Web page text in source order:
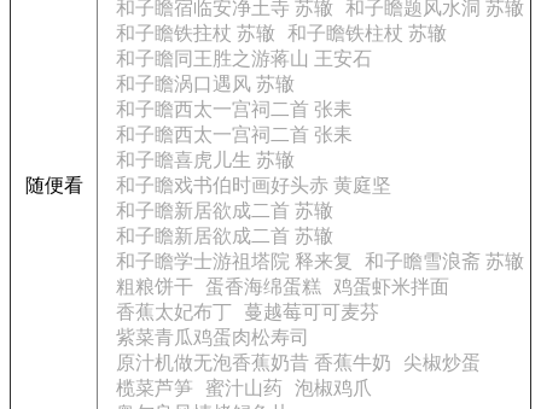
随便看
和子瞻宿临安净土寺 苏辙 和子瞻题风水洞 苏辙
和子瞻铁拄杖 苏辙 和子瞻铁柱杖 苏辙
和子瞻同王胜之游蒋山 王安石
和子瞻涡口遇风 苏辙
和子瞻西太一宫祠二首 张耒
和子瞻西太一宫祠二首 张耒
和子瞻喜虎儿生 苏辙
和子瞻戏书伯时画好头赤 黄庭坚
和子瞻新居欲成二首 苏辙
和子瞻新居欲成二首 苏辙
和子瞻学士游祖塔院 释来复
和子瞻雪浪斋 苏辙
粗粮饼干 蛋香海绵蛋糕
鸡蛋虾米拌面
香蕉太妃布丁 蔓越莓可可麦芬
紫菜青瓜鸡蛋肉松寿司
原汁机做无泡香蕉奶昔 香蕉牛奶
尖椒炒蛋
榄菜芦笋
蜜汁山药 泡椒鸡爪